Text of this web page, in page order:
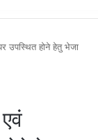
उपस्थित होने हेतु भेजा